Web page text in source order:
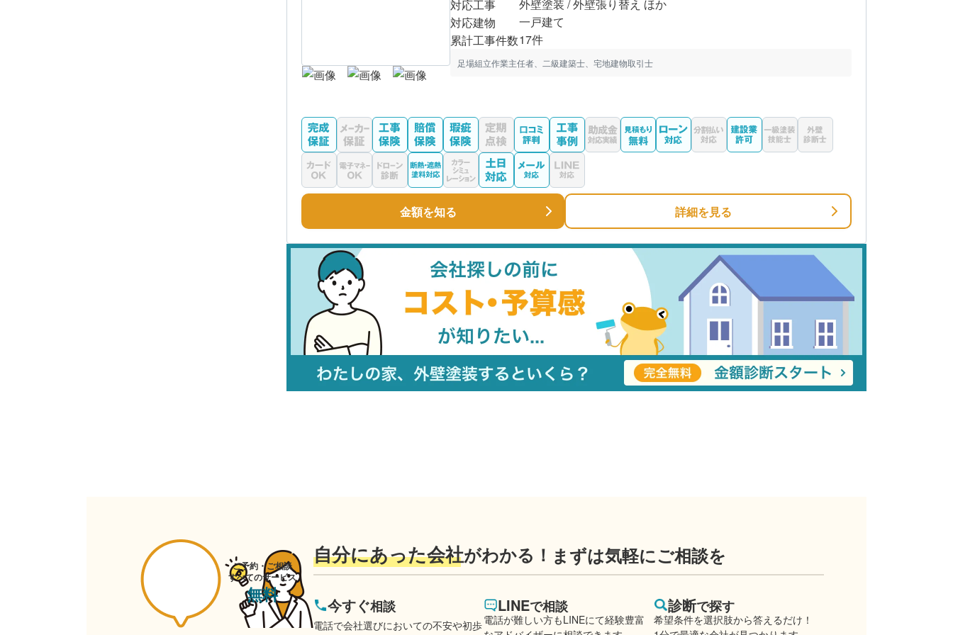
対応工事
外壁塗装 / 外壁張り替え ほか
対応建物
一戸建て
累計工事件数17件
足場組立作業主任者、二級建築士、宅地建物取引士
金額を知る 詳細を見る
ご予約・ご相談
すべてのサービス
無料
自分にあった会社がわかる！ まずは気軽にご相談を
今すぐ相談
電話で会社選びにおいての不安や初歩
LINEで相談
電話が難しい方もLINEにて経験豊富
診断で探す
希望条件を選択肢から答えるだけ！